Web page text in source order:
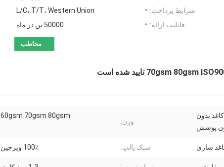
شرایط پرداخت:
L/C، T/T، Western Union
قابلیت ارائه:
50000 تن در ماه
مخاطب
بدون
پوشش
وزن:
60gsm 70gsm 80gsm
سازی سبک پالپ: 100٪ ویرجین